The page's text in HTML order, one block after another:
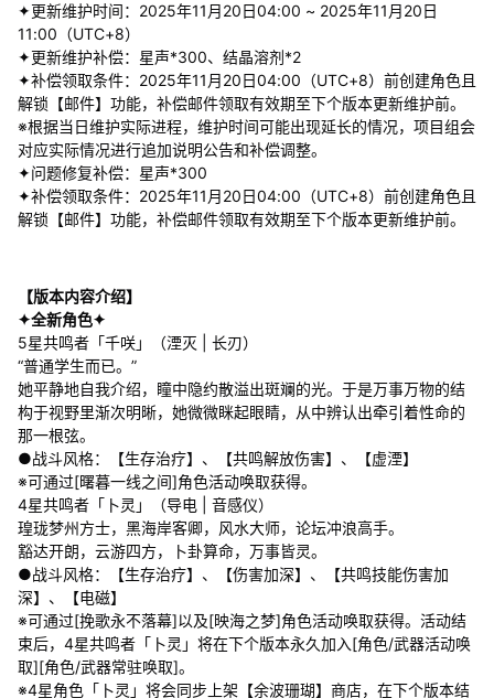
✦更新维护时间：2025年11月20日04:00 ~ 2025年11月20日
11:00（UTC+8）
✦更新维护补偿：星声*300、结晶溶剂*2
✦补偿领取条件：2025年11月20日04:00（UTC+8）前创建角色且
解锁【邮件】功能，补偿邮件领取有效期至下个版本更新维护前。
※根据当日维护实际进程，维护时间可能出现延长的情况，项目组会
对应实际情况进行追加说明公告和补偿调整。
✦问题修复补偿：星声*300
✦补偿领取条件：2025年11月20日04:00（UTC+8）前创建角色且
解锁【邮件】功能，补偿邮件领取有效期至下个版本更新维护前。
【版本内容介绍】
✦全新角色✦
5星共鸣者「千咲」（湮灭 | 长刃）
“普通学生而已。”
她平静地自我介绍，瞳中隐约散溢出斑斓的光。于是万事万物的结
构于视野里渐次明晰，她微微眯起眼睛，从中辨认出牵引着性命的
那一根弦。
●战斗风格：【生存治疗】、【共鸣解放伤害】、【虚湮】
※可通过[曙暮一线之间]角色活动唤取获得。
4星共鸣者「卜灵」（导电 | 音感仪）
瑝珑梦州方士，黑海岸客卿，风水大师，论坛冲浪高手。
豁达开朗，云游四方，卜卦算命，万事皆灵。
●战斗风格：【生存治疗】、【伤害加深】、【共鸣技能伤害加
深】、【电磁】
※可通过[挽歌永不落幕]以及[映海之梦]角色活动唤取获得。活动结
束后，4星共鸣者「卜灵」将在下个版本永久加入[角色/武器活动唤
取][角色/武器常驻唤取]。
※4星角色「卜灵」将会同步上架【余波珊瑚】商店，在下个版本结